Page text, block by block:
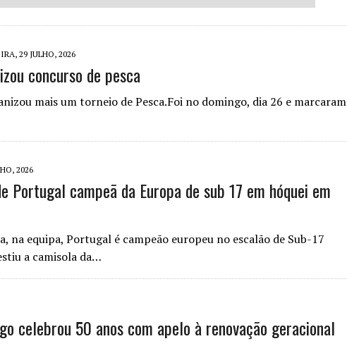
29 JULHO, 2026
concurso de pesca
mais um torneio de Pesca.Foi no domingo, dia 26 e marcaram
2026
Portugal campeã da Europa de sub 17 em hóquei em
na equipa, Portugal é campeão europeu no escalão de Sub-17
a camisola da…
celebrou 50 anos com apelo à renovação geracional